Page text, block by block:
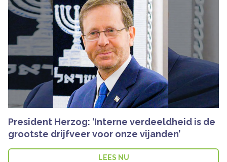
President Herzog: ‘Interne verdeeldheid is de
grootste drijfveer voor onze vijanden’
LEES NU